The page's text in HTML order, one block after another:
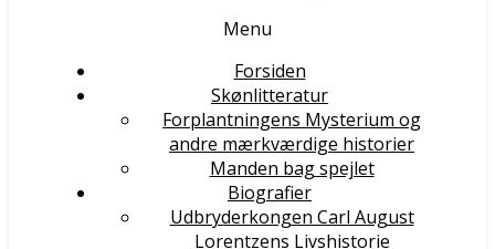
Menu
Forsiden
Skønlitteratur
Forplantningens Mysterium og
andre mærkværdige historier
Manden bag spejlet
Biografier
Udbryderkongen Carl August
Lorentzens Livshistorie